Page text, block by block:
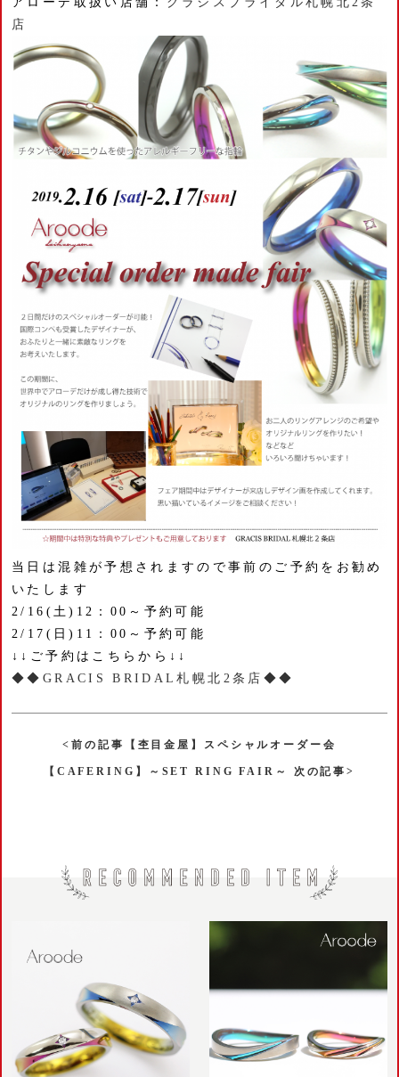
店
当日は混雑が予想されますので事前のご予約をお勧め
いたします
2/16(土)12：00～予約可能
2/17(日)11：00～予約可能
↓↓ご予約はこちらから↓↓
◆◆GRACIS BRIDAL札幌北2条店◆◆
<前の記事【杢目金屋】スペシャルオーダー会
【CAFERING】～SET RING FAIR～ 次の記事>